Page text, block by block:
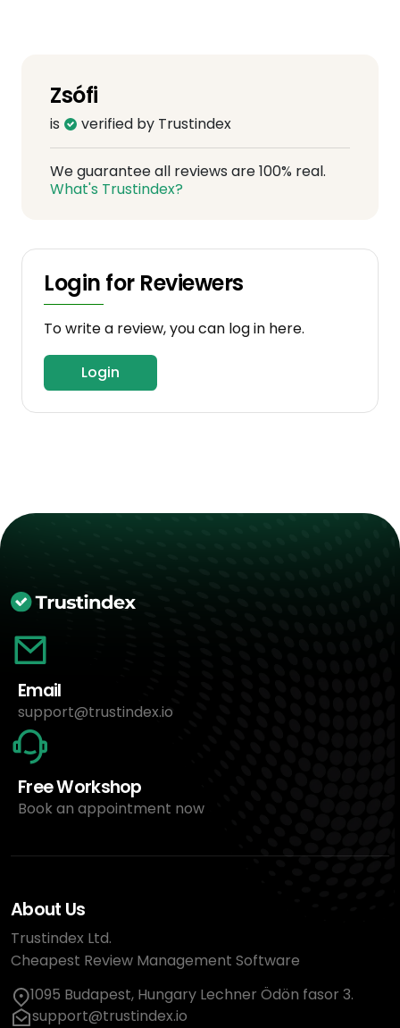
Zsófi
is verified by Trustindex
We guarantee all reviews are 100% real.
What's Trustindex?
Login for Reviewers
To write a review, you can log in here.
Login
Email
support@trustindex.io
Free Workshop
Book an appointment now
About Us
Trustindex Ltd.
Cheapest Review Management Software
1095 Budapest, Hungary Lechner Ödön fasor 3.
support@trustindex.io